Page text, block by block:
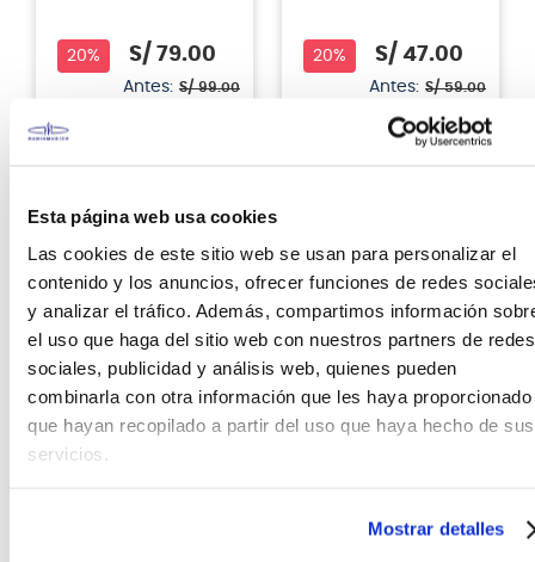
Esta página web usa cookies
Las cookies de este sitio web se usan para personalizar el
contenido y los anuncios, ofrecer funciones de redes
y analizar el tráfico. Además, compartimos información
el uso que haga del sitio web con nuestros partners de redes
sociales, publicidad y análisis web, quienes pueden
combinarla con otra información que les haya proporcionado
que hayan recopilado a partir del uso que haya hecho de sus
servicios.
Mostrar detalles
20% S/ 79.00
Antes: S/ 99.00
20% S/ 47.00
Antes: S/ 59.00
Ver producto
Tropicana
Maracas Tropicana
31% S/ 20.00
Antes: S/ 29.00
Ver producto